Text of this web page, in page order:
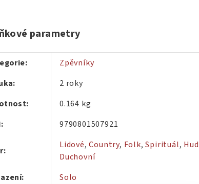
parametry
:
Zpěvníky
:
2 roky
:
0.164 kg
: 9790801507921
:
Lidové,Country, Folk,Spirituál,
Duchovní
:
Solo